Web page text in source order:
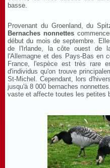
basse.
Provenant du Groenland, du
Bernaches nonnettes
début du mois de septembre.
de l'Irlande, la côte ouest de
l'Allemagne et des Pays-Bas en
France, l'espèce est très rare
d'individus qu'on trouve
St-Michel. Cependant, lors
jusqu'à 8 000 bernaches
vaste et affecte toutes les petites